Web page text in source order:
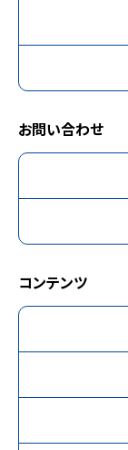
お問い合わせ
コンテンツ